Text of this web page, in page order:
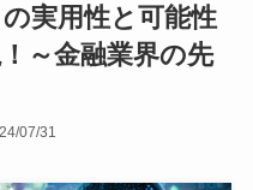
実用性と可能性
～金融業界の先
07/31